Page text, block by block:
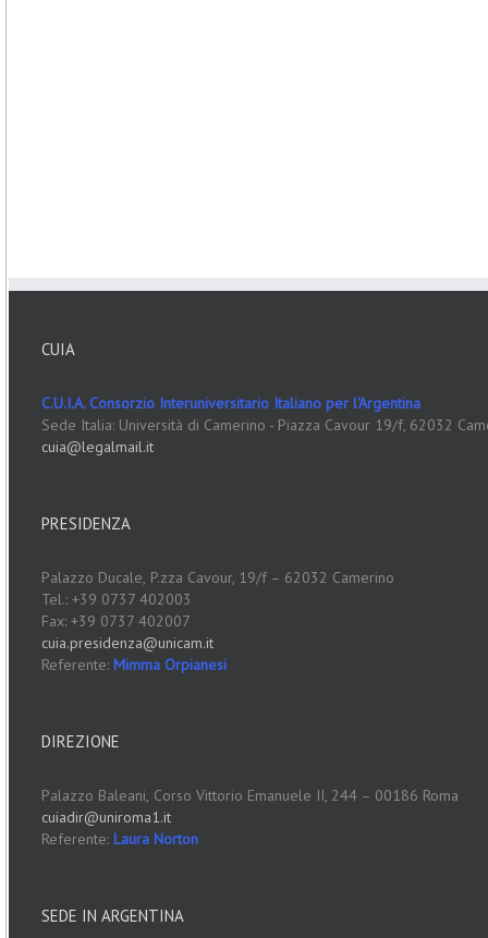
CUIA
C.U.I.A. Consorzio Interuniversitario Italiano per l'Argentina
Sede Italia: Università di Camerino - Piazza Cavour 19/f, 62032
cuia@legalmail.it
PRESIDENZA
Palazzo Ducale, P.zza Cavour, 19/f – 62032 Camerino
Tel.: +39 0737 402003
Fax: +39 0737 402007
cuia.presidenza@unicam.it
Referente: Mimma Orpianesi
DIREZIONE
Palazzo Baleani, Corso Vittorio Emanuele II, 244 – 00186 Roma
cuiadir@uniroma1.it
Referente: Laura Norton
SEDE IN ARGENTINA